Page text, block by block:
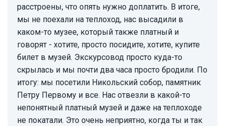
расстроены, что опять нужно доплатить. В итоге,
мы не поехали на теплоход, нас высадили в
каком-то музее, который также платный и
говорят - хотите, просто посидите, хотите, купите
билет в музей. Экскурсовод просто куда-то
скрылась и мы почти два часа просто бродили. По
итогу: мы посетили Никольский собор, памятник
Петру Первому и все. Нас отвезли в какой-то
непонятный платный музей и даже на теплоходе
не покатали. Это очень неприятно, когда ты и так